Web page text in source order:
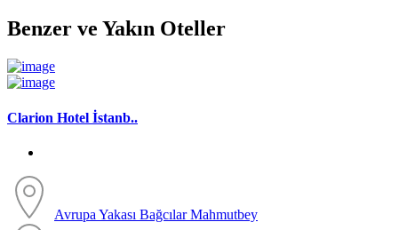
Benzer ve Yakın Oteller
Clarion Hotel İstanb..
Avrupa Yakası BağcılarMahmutbey